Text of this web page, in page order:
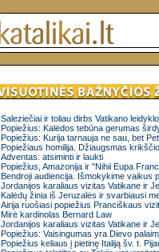
Saleziečiai ir toliau dirbs Vatikano
Popiežius: Kalėdos tebūna gerumas
Popiežius: Kurija tarnauja ne sau, bet
Popiežiaus homilija. Džiaugsmas
Adventas: atsiminti ir laukti
Popiežius, Amazonija ir "Nihii Eupa
Bendroji audiencija. Išmokykime vaikus
Jordanijos karaliaus vizitas Vatikane ir
Kalėdų žinia iš Jeruzalės ir svarbiausi
Airija ruošiasi popiežius Pranciškaus
Mirė kardinolas Bernard Law
Jordanijos karaliaus vizitas Vatikane ir
Popiežius: Vaisingumas yra Dievo
Popiežius keliaus į pietinę Italiją šv. t.